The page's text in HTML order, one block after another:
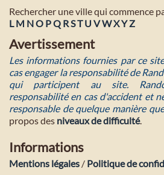
Rechercher une ville qui commence
L M NO PQ RST U VWXYZ
Avertissement
Les informations fournies par ce
cas engager la responsabilité de
qui participent au site.
responsabilité en cas d'accident et
responsable de quelque manière
propos des niveaux de difficulté.
Informations
Mentions légales / Politique de